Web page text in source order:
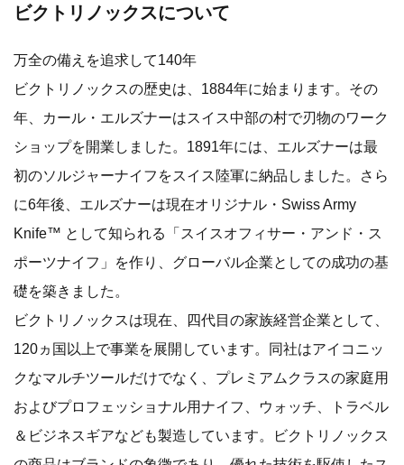
ビクトリノックスについて
万全の備えを追求して140年
ビクトリノックスの歴史は、1884年に始まります。その
年、カール・エルズナーはスイス中部の村で刃物のワーク
ショップを開業しました。1891年には、エルズナーは最
初のソルジャーナイフをスイス陸軍に納品しました。さら
に6年後、エルズナーは現在オリジナル・Swiss Army
Knife™ として知られる「スイスオフィサー・アンド・ス
ポーツナイフ」を作り、グローバル企業としての成功の基
礎を築きました。
ビクトリノックスは現在、四代目の家族経営企業として、
120ヵ国以上で事業を展開しています。同社はアイコニッ
クなマルチツールだけでなく、プレミアムクラスの家庭用
およびプロフェッショナル用ナイフ、ウォッチ、トラベル
＆ビジネスギアなども製造しています。ビクトリノックス